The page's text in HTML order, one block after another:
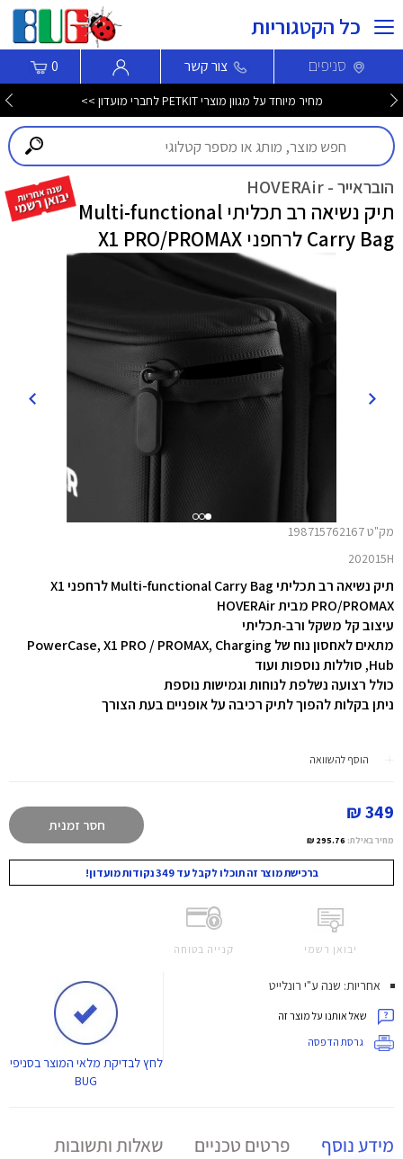
כל הקטגוריות
סניפים צור קשר 0
מחיר מיוחד על מגוון מוצרי PETKIT לחברי מועדון >>
הובראייר - HOVERAir
תיק נשיאה רב תכליתי Multi-functional
Carry Bag לרחפני X1 PRO/PROMAX
מק"ט 198715762167
202015H
תיק נשיאה רב תכליתי Multi-functional Carry Bag לרחפני X1
PRO/PROMAX מבית HOVERAir
עיצוב קל משקל ורב‑תכליתי
מתאים לאחסון נוח של PowerCase, X1 PRO / PROMAX, Charging
Hub, סוללות נוספות ועוד
כולל רצועה נשלפת לנוחות וגמישות נוספת
ניתן בקלות להפוך לתיק רכיבה על אופניים בעת הצורך
הוסף להשוואה
349 ₪
מחיר באילת: 295.76 ₪
חסר זמנית
ברכישת מוצר זה תוכלו לקבל עד 349 נקודות מועדון!
יבואן רשמי קנייה בטוחה
אחריות: שנה ע"י רונלייט
שאל אותנו על מוצר זה
גרסת הדפסה
לחץלבדיקת מלאי המוצר בסניפי
BUG
מידע נוסף פרטים טכניים שאלות ותשובות